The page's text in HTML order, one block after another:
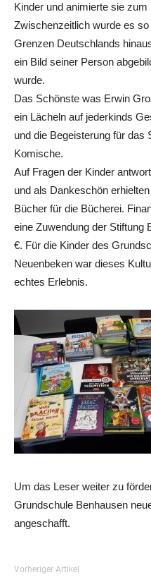
Kinder und animierte sie
Zwischenzeitlich wurde es
Grenzen Deutschlands
ein Bild seiner Person
wurde.
Das Schönste was Erwin
ein Lächeln auf jederkinds
und die Begeisterung für das
Komische.
Auf Fragen der Kinder
und als Dankeschön
Bücher für die Bücherei.
eine Zuwendung der Stiftung
€. Für die Kinder des
Neuenbeken war dieses
echtes Erlebnis.
Um das Leser weiter zu
Grundschule Benhausen
angeschafft.
Vorheriger Artikel